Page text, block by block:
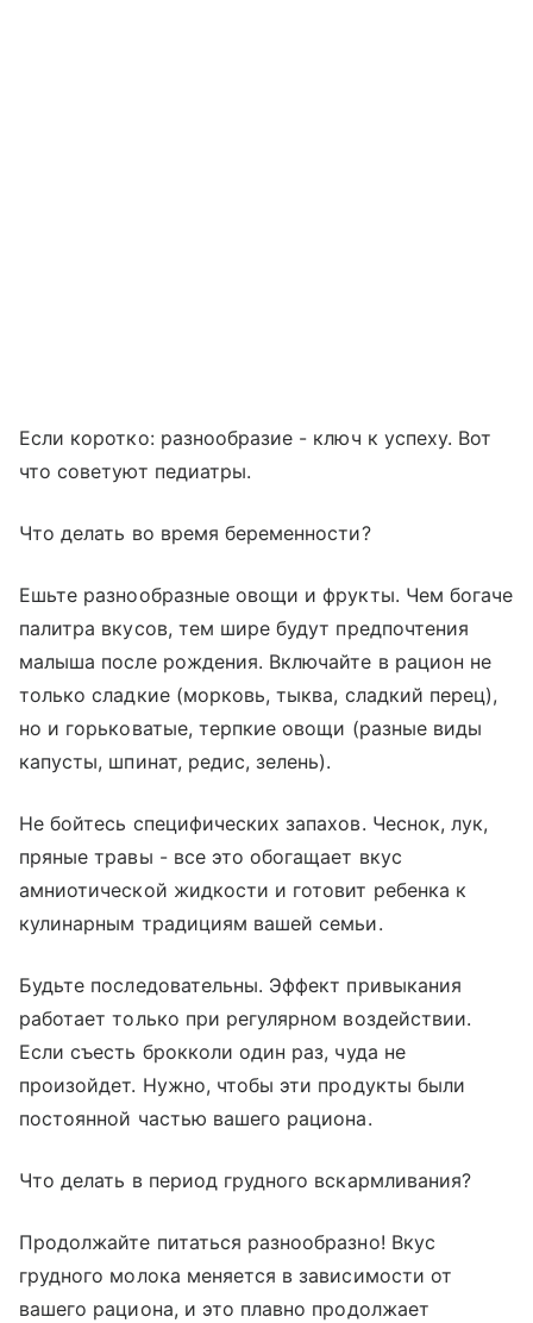
Если коротко: разнообразие - ключ к успеху. Вот
что советуют педиатры.
Что делать во время беременности?
Ешьте разнообразные овощи и фрукты. Чем богаче
палитра вкусов, тем шире будут предпочтения
малыша после рождения. Включайте в рацион не
только сладкие (морковь, тыква, сладкий перец),
но и горьковатые, терпкие овощи (разные виды
капусты, шпинат, редис, зелень).
Не бойтесь специфических запахов. Чеснок, лук,
пряные травы - все это обогащает вкус
амниотической жидкости и готовит ребенка к
кулинарным традициям вашей семьи.
Будьте последовательны. Эффект привыкания
работает только при регулярном воздействии.
Если съесть брокколи один раз, чуда не
произойдет. Нужно, чтобы эти продукты были
постоянной частью вашего рациона.
Что делать в период грудного вскармливания?
Продолжайте питаться разнообразно! Вкус
грудного молока меняется в зависимости от
вашего рациона, и это плавно продолжает